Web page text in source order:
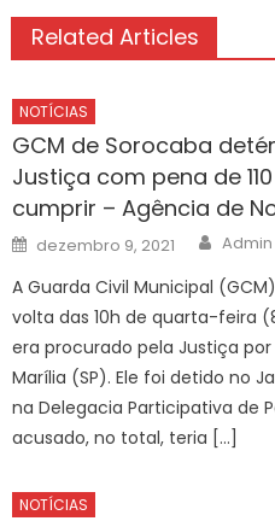
Related Articles
NOTÍCIAS
GCM de Sorocaba
Justiça com pena de
cumprir – Agência de
Posted
on
dezembro 9, 2021 Author
Admin
A Guarda Civil Municipal
volta das 10h de quarta-feira
era procurado pela Justiça
Marília (SP). Ele foi detido no
na Delegacia Participativa de
acusado, no total, teria […]
NOTÍCIAS